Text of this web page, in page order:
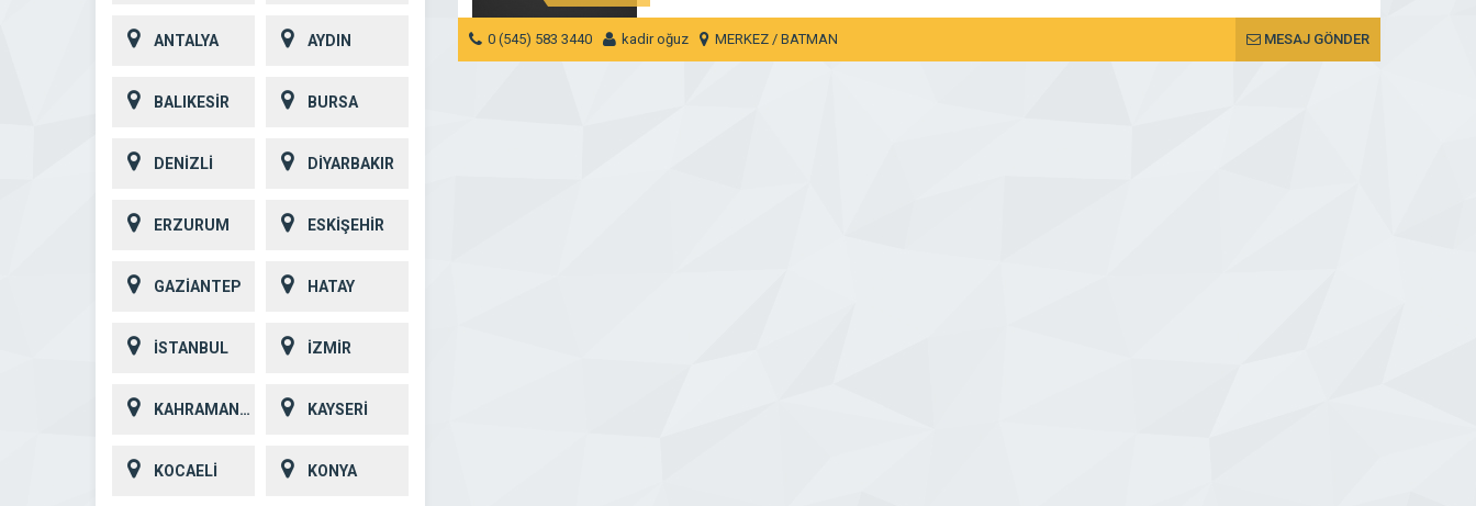
ANTALYA AYDIN
BALIKESİR BURSA
DENİZLİ DİYARBAKIR
ERZURUM ESKİŞEHİR
GAZİANTEP HATAY
İSTANBUL İZMİR
KAHRAMANMARAŞ KAYSERİ
KOCAELİ KONYA
0 (545) 583 3440 kadir oğuz MERKEZ / BATMAN MESAJ GÖNDER